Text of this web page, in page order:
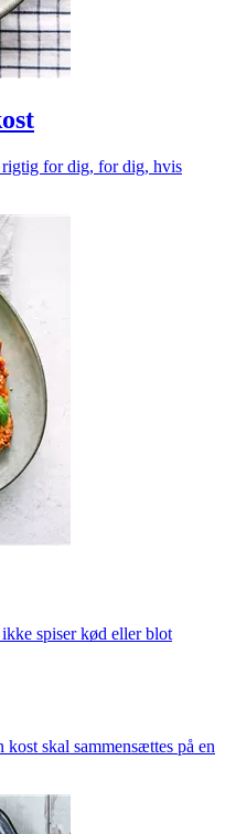
rigtig for dig, for dig, hvis
spiser kød eller blot
skal sammensættes på en